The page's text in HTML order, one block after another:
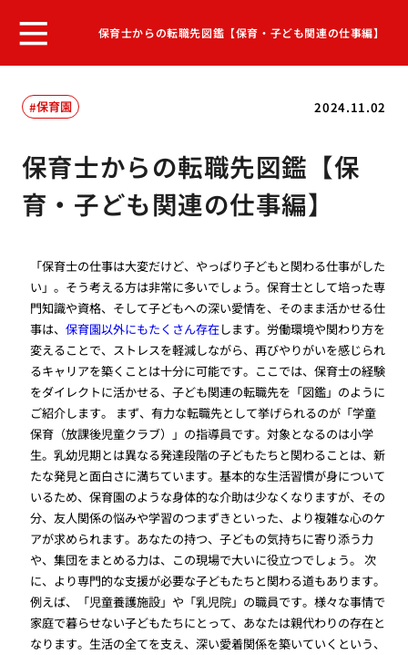
保育士からの転職先図鑑【保育・子ども関連の仕事編】
2024.11.02
保育園
保育士からの転職先図鑑【保
育・子ども関連の仕事編】
「保育士の仕事は大変だけど、やっぱり子どもと関わる仕事がした
い」。そう考える方は非常に多いでしょう。保育士として培った専
門知識や資格、そして子どもへの深い愛情を、そのまま活かせる仕
事は、保育園以外にもたくさん存在します。労働環境や関わり方を
変えることで、ストレスを軽減しながら、再びやりがいを感じられ
るキャリアを築くことは十分に可能です。ここでは、保育士の経験
をダイレクトに活かせる、子ども関連の転職先を「図鑑」のように
ご紹介します。 まず、有力な転職先として挙げられるのが「学童
保育（放課後児童クラブ）」の指導員です。対象となるのは小学
生。乳幼児期とは異なる発達段階の子どもたちと関わることは、新
たな発見と面白さに満ちています。基本的な生活習慣が身について
いるため、保育園のような身体的な介助は少なくなりますが、その
分、友人関係の悩みや学習のつまずきといった、より複雑な心のケ
アが求められます。あなたの持つ、子どもの気持ちに寄り添う力
や、集団をまとめる力は、この現場で大いに役立つでしょう。 次
に、より専門的な支援が必要な子どもたちと関わる道もあります。
例えば、「児童養護施設」や「乳児院」の職員です。様々な事情で
家庭で暮らせない子どもたちにとって、あなたは親代わりの存在と
なります。生活の全てを支え、深い愛着関係を築いていくという、